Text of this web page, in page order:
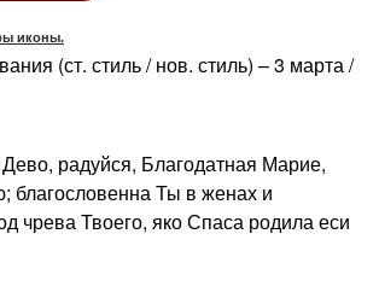
иконы.
(ст. стиль / нов. стиль) – 3 марта /
радуйся, Благодатная Марие,
благословенна Ты в женах и
чрева Твоего, яко Спаса родила еси